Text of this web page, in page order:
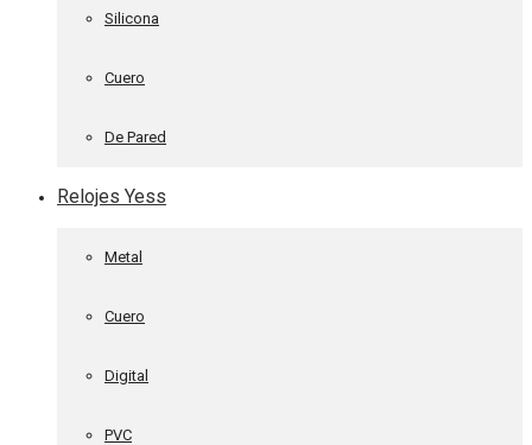
Silicona
Cuero
De Pared
Relojes Yess
Metal
Cuero
Digital
PVC